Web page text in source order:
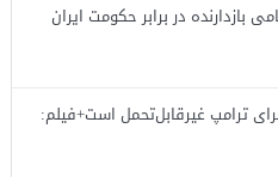
بازدارنده در برابر حکومت ایران
ترامپ غیرقابل‌تحمل است+فیلم: